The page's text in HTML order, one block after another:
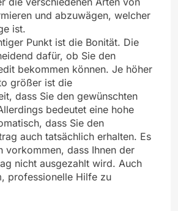
und abzuwägen, welcher
ist.
Punkt ist die Bonität. Die
dafür, ob Sie den
bekommen können. Je höher
größer ist die
dass Sie den gewünschten
bedeutet eine hohe
dass Sie den
auch tatsächlich erhalten. Es
vorkommen, dass Ihnen der
nicht ausgezahlt wird. Auch
professionelle Hilfe zu